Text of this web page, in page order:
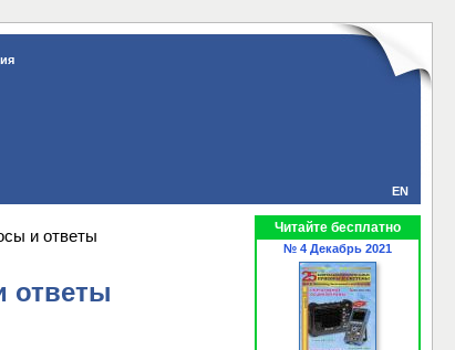
EN
и ответы
ответы
Читайте бесплатно
№ 4 Декабрь 2021